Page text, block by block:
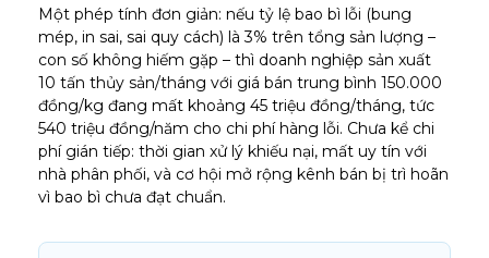
Một phép tính đơn giản: nếu tỷ lệ bao bì lỗi (bung
mép, in sai, sai quy cách) là 3% trên tổng sản lượng –
con số không hiếm gặp – thì doanh nghiệp sản xuất
10 tấn thủy sản/tháng với giá bán trung bình 150.000
đồng/kg đang mất khoảng 45 triệu đồng/tháng, tức
540 triệu đồng/năm cho chi phí hàng lỗi. Chưa kể chi
phí gián tiếp: thời gian xử lý khiếu nại, mất uy tín với
nhà phân phối, và cơ hội mở rộng kênh bán bị trì hoãn
vì bao bì chưa đạt chuẩn.